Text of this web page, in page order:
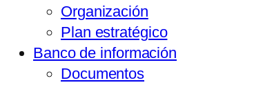
Organización
Plan estratégico
Banco de información
Documentos